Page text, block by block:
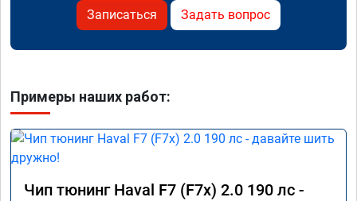
Записаться Задать вопрос
Примеры наших работ:
Чип тюнинг Haval F7 (F7x) 2.0 190 лс -